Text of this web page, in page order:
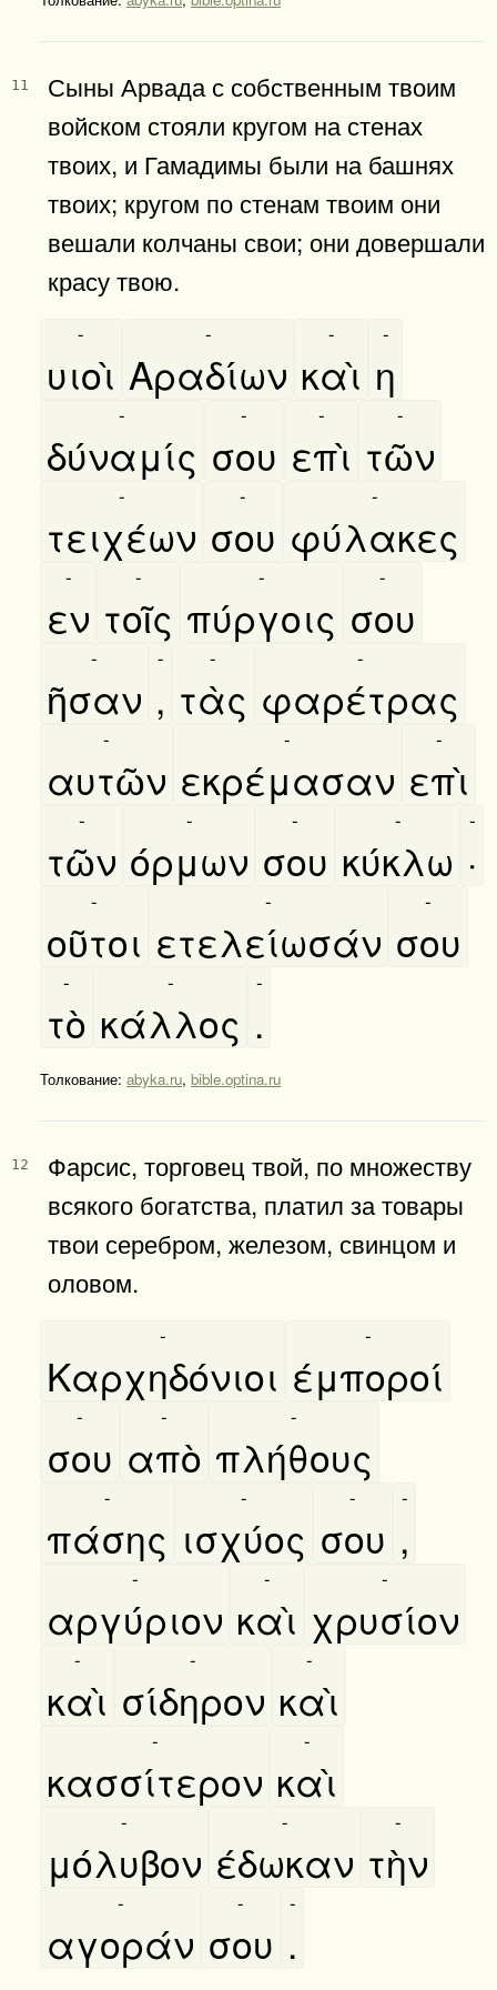
11
Сыны Арвада с собственным твоим
войском стояли кругом на стенах
твоих, и Гамадимы были на башнях
твоих; кругом по стенам твоим они
вешали колчаны свои; они довершали
красу твою.
υιοὶ
-
Αραδίων
-
καὶ
-
η
-
δύναμίς
-
σου
-
επὶ
-
τῶν
-
τειχέων
-
σου
-
φύλακες
-
εν
-
τοῖς
-
πύργοις
-
σου
-
ῆσαν
-
,
-
τὰς
-
φαρέτρας
-
αυτῶν
-
εκρέμασαν
-
επὶ
-
τῶν
-
όρμων
-
σου
-
κύκλω
-
·
-
οῦτοι
-
ετελείωσάν
-
σου
-
τὸ
-
κάλλος
-
.
-
Толкование: abyka.ru, bible.optina.ru
12
Фарсис, торговец твой, по множеству
всякого богатства, платил за товары
твои серебром, железом, свинцом и
оловом.
Καρχηδόνιοι
-
έμποροί
-
σου
-
απὸ
-
πλήθους
-
πάσης
-
ισχύος
-
σου
-
,
-
αργύριον
-
καὶ
-
χρυσίον
-
καὶ
-
σίδηρον
-
καὶ
-
κασσίτερον
-
καὶ
-
μόλυβον
-
έδωκαν
-
τὴν
-
αγοράν
-
σου
-
.
-